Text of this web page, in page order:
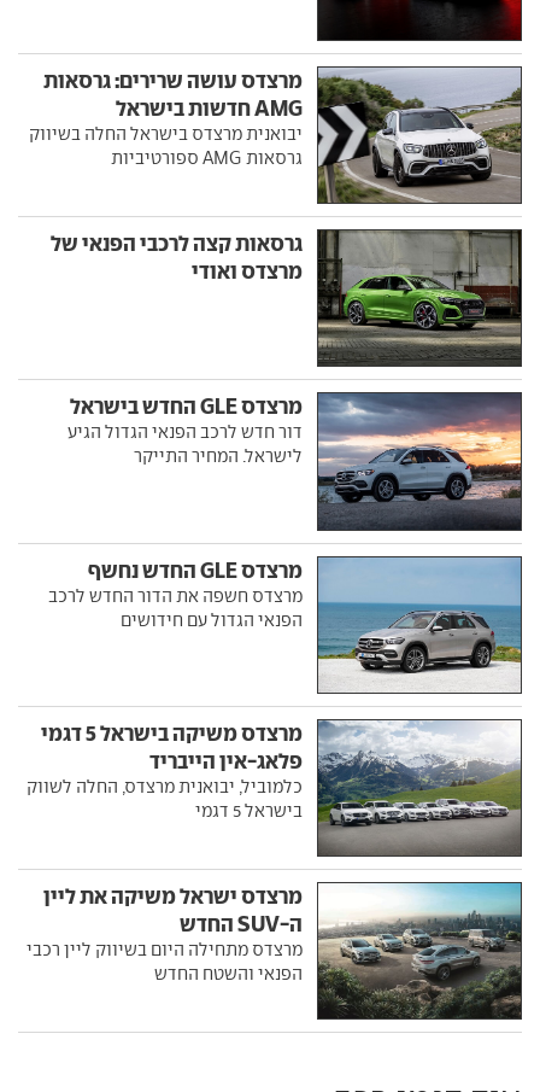
מרצדס עושה שרירים: גרסאות
AMG חדשות בישראל
יבואנית מרצדס בישראל החלה בשיווק
גרסאות AMG ספורטיביות
גרסאות קצה לרכבי הפנאי של
מרצדס ואודי
מרצדס GLE החדש בישראל
דור חדש לרכב הפנאי הגדול הגיע
לישראל. המחיר התייקר
מרצדס GLE החדש נחשף
מרצדס חשפה את הדור החדש לרכב
הפנאי הגדול עם חידושים
מרצדס משיקה בישראל 5 דגמי
פלאג-אין הייבריד
כלמוביל, יבואנית מרצדס, החלה לשווק
בישראל 5 דגמי
מרצדס ישראל משיקה את ליין
ה-SUV החדש
מרצדס מתחילה היום בשיווק ליין רכבי
הפנאי והשטח החדש